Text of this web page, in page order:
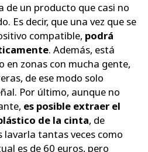
un producto que casi no
Es decir, que una vez que se
compatible, podrá
. Además, está
en zonas con mucha gente,
de ese modo solo
Por último, aunque no
es posible extraer el
de la cinta, de
lavarla tantas veces como
es de 60 euros, pero